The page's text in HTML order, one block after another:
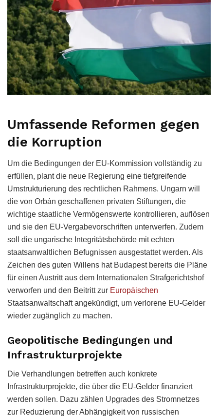
Umfassende Reformen gegen
die Korruption
Um die Bedingungen der EU-Kommission vollständig zu
erfüllen, plant die neue Regierung eine tiefgreifende
Umstrukturierung des rechtlichen Rahmens. Ungarn will
die von Orbán geschaffenen privaten Stiftungen, die
wichtige staatliche Vermögenswerte kontrollieren, auflösen
und sie den EU-Vergabevorschriften unterwerfen. Zudem
soll die ungarische Integritätsbehörde mit echten
staatsanwaltlichen Befugnissen ausgestattet werden. Als
Zeichen des guten Willens hat Budapest bereits die Pläne
für einen Austritt aus dem Internationalen Strafgerichtshof
verworfen und den Beitritt zur Europäischen
Staatsanwaltschaft angekündigt, um verlorene EU-Gelder
wieder zugänglich zu machen.
Geopolitische Bedingungen und
Infrastrukturprojekte
Die Verhandlungen betreffen auch konkrete
Infrastrukturprojekte, die über die EU-Gelder finanziert
werden sollen. Dazu zählen Upgrades des Stromnetzes
zur Reduzierung der Abhängigkeit von russischen